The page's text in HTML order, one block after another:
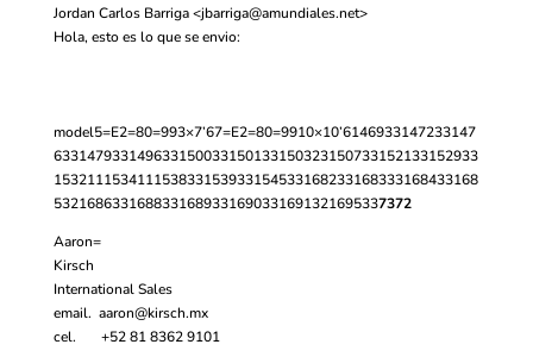
Jordan Carlos Barriga <jbarriga@amundiales.net>
Hola, esto es lo que se envio:
model5=E2=80=993×7’67=E2=80=9910×10’6146933147233147
633147933149633150033150133150323150733152133152933
153211153411153833153933154533168233168333168433168
5321686331688331689331690331691321695337372
Aaron=
Kirsch
International Sales
email. aaron@kirsch.mx
cel. +52 81 8362 9101